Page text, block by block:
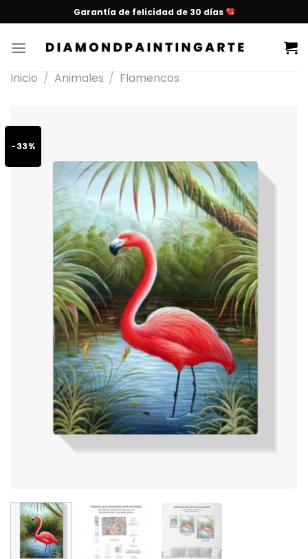
Garantía de felicidad de 30 días
Inicio / Animales / Flamencos
-33%